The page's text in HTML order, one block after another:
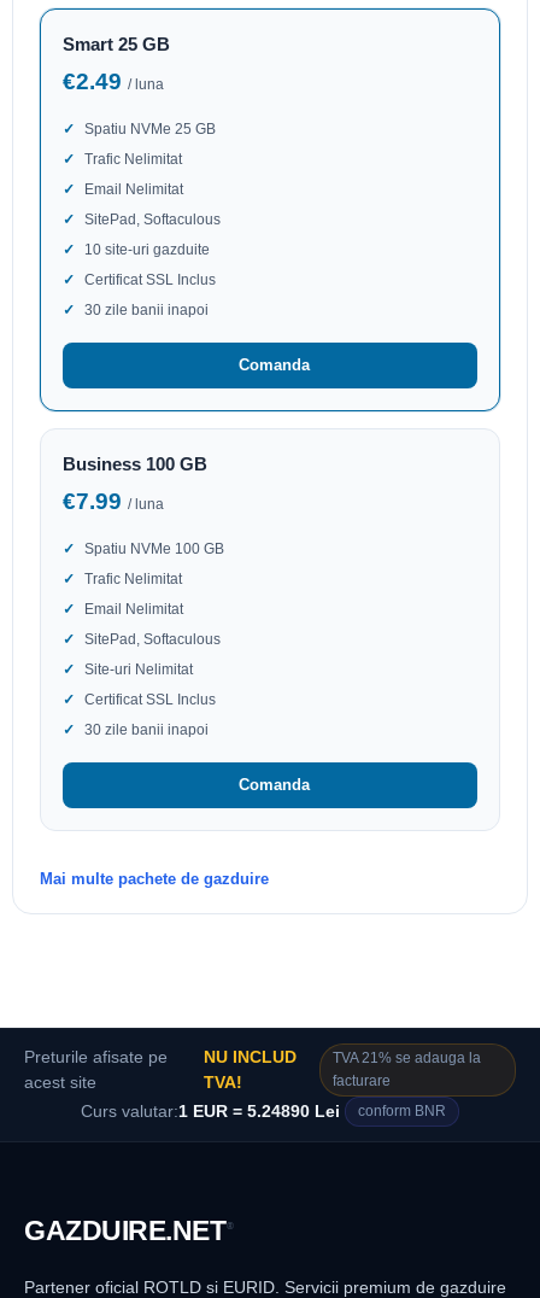
Smart 25 GB
€2.49 / luna
Spatiu NVMe 25 GB
Trafic Nelimitat
Email Nelimitat
SitePad, Softaculous
10 site-uri gazduite
Certificat SSL Inclus
30 zile banii inapoi
Comanda
Business 100 GB
€7.99 / luna
Spatiu NVMe 100 GB
Trafic Nelimitat
Email Nelimitat
SitePad, Softaculous
Site-uri Nelimitat
Certificat SSL Inclus
30 zile banii inapoi
Comanda
Mai multe pachete de gazduire
Preturile afisate pe
acest site
NU INCLUD
TVA!
TVA 21% se adauga la
facturare
Curs valutar:1 EUR = 5.24890 Lei conform BNR
GAZDUIRE.NET®
Partener oficial ROTLD si EURID. Servicii premium de gazduire